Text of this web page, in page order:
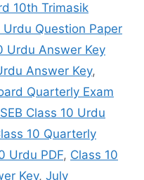
10th Trimasik
Question Paper
Urdu Answer Key
Answer Key,
Quarterly Exam
Class 10 Urdu
10 Quarterly
Urdu PDF, Class 10
Key, July